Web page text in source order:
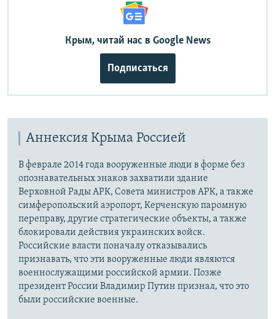
Крым, читай нас в Google News
Подписаться
Аннексия Крыма Россией
В феврале 2014 года вооруженные люди в форме без
опознавательных знаков захватили здание
Верховной Рады АРК, Совета министров АРК, а также
симферопольский аэропорт, Керченскую паромную
переправу, другие стратегические объекты, а также
блокировали действия украинских войск.
Российские власти поначалу отказывались
признавать, что эти вооруженные люди являются
военнослужащими российской армии. Позже
президент России Владимир Путин признал, что это
были российские военные.